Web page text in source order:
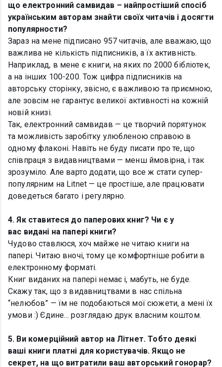
що електронний самвидав – найпростіший спосіб
українським авторам знайти своїх читачів і досягти
популярности?
Зараз на мене підписано 957 читачів, але вважаю, що
важлива не кількість підписників, а їх активність.
Наприклад, в мене є книги, на яких по 2000 бібліотек,
а на інших 100-200. Тож цифра підписників на
авторську сторінку, звісно, є важливою та приємною,
але зовсім не гарантує великої активності на кожній
новій книзі.
Так, електронний самвидав — це творчий порятунок
та можливість заробітку улюбленою справою в
одному флаконі. Навіть не буду писати про те, що
співпраця з видавництвами — менш ймовірна, і так
зрозуміло. Але варто додати, що все ж стати супер-
популярним на Litnet — це простіше, але працювати
доведеться багато і регулярно.
4. Як ставитеся до паперових книг? Чи є у
вас видані на папері книги?
Чудово ставлюся, хоч майже не читаю книги на
папері. Читаю вночі, тому це комфортніше робити в
електронному форматі.
Книг виданих на папері немає і, мабуть, не буде.
Скажу так, що з видавництвами в нас спільна
“нелюбов” — їм не подобаються мої сюжети, а мені їх
умови :) Єдине… розглядаю друк власним коштом.
5. Ви комерційний автор на Літнет. Тобто деякі
ваші книги платні для користувачів. Якщо не
секрет, на що витратили ваш авторський гонорар?